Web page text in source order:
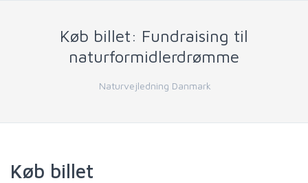
Køb billet: Fundraising til
naturformidlerdrømme
Naturvejledning Danmark
Køb billet